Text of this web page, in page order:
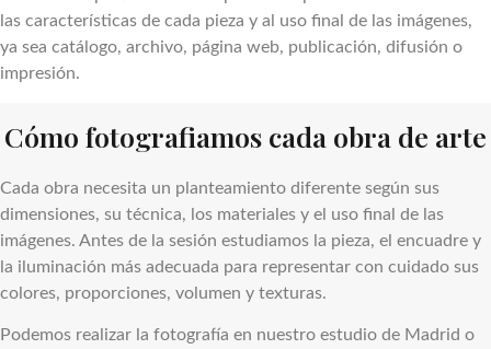
las características de cada pieza y al uso final de las imágenes,
ya sea catálogo, archivo, página web, publicación, difusión o
impresión.
Cómo fotografiamos cada obra de arte
Cada obra necesita un planteamiento diferente según sus
dimensiones, su técnica, los materiales y el uso final de las
imágenes. Antes de la sesión estudiamos la pieza, el encuadre y
la iluminación más adecuada para representar con cuidado sus
colores, proporciones, volumen y texturas.
Podemos realizar la fotografía en nuestro estudio de Madrid o